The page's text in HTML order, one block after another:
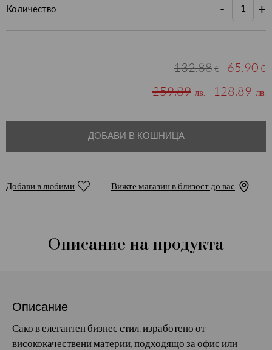
Количество - +
132.88€ 65.90 €
259.89лв. 128.89 лв.
ДОБАВИ В КОШНИЦА
Добави в любими Вижте магазин в близост до вас
Описание на продукта
Описание
Сако в елегантен бизнес стил, изработено от
висококачествени материи, подходящо за офис или